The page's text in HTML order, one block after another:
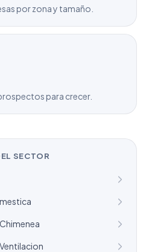
por zona y tamaño.
para crecer.
SECTOR